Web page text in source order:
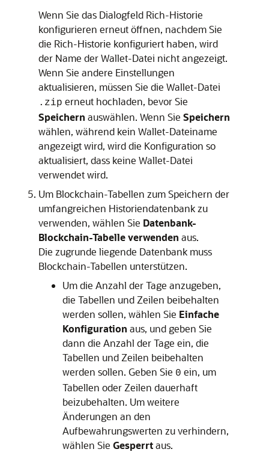
Wenn Sie das Dialogfeld Rich-Historie
konfigurieren erneut öffnen, nachdem Sie
die Rich-Historie konfiguriert haben, wird
der Name der Wallet-Datei nicht angezeigt.
Wenn Sie andere Einstellungen
aktualisieren, müssen Sie die Wallet-Datei
.zip erneut hochladen, bevor Sie
Speichern auswählen. Wenn Sie Speichern
wählen, während kein Wallet-Dateiname
angezeigt wird, wird die Konfiguration so
aktualisiert, dass keine Wallet-Datei
verwendet wird.
Um Blockchain-Tabellen zum Speichern der
umfangreichen Historiendatenbank zu
verwenden, wählen Sie Datenbank-
Blockchain-Tabelle verwenden aus.
Die zugrunde liegende Datenbank muss
Blockchain-Tabellen unterstützen.
Um die Anzahl der Tage anzugeben,
die Tabellen und Zeilen beibehalten
werden sollen, wählen Sie Einfache
Konfiguration aus, und geben Sie
dann die Anzahl der Tage ein, die
Tabellen und Zeilen beibehalten
werden sollen. Geben Sie 0 ein, um
Tabellen oder Zeilen dauerhaft
beizubehalten. Um weitere
Änderungen an den
Aufbewahrungswerten zu verhindern,
wählen Sie Gesperrtaus.